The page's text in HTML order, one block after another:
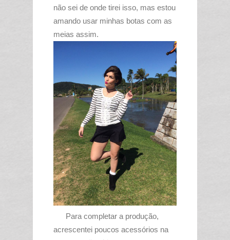
não sei de onde tirei isso, mas estou
amando usar minhas botas com as
meias assim.
Para completar a produção,
acrescentei poucos acessórios na